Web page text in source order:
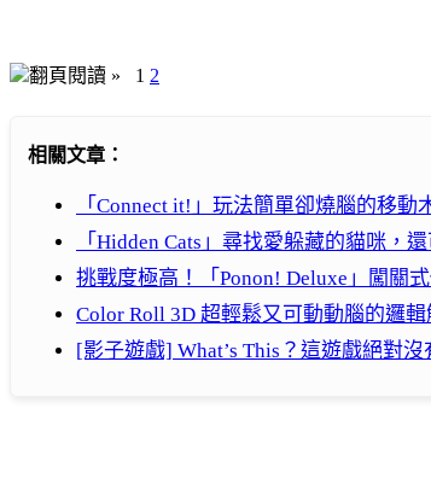
翻頁閱讀 » 1 2
相關文章：
「Connect it!」玩法簡單卻燒腦的移動
「Hidden Cats」尋找愛躲藏的貓咪，
挑戰度極高！「Ponon! Deluxe」闖關
Color Roll 3D 超輕鬆又可動動腦的邏
[影子遊戲] What’s This？這遊戲絕對沒